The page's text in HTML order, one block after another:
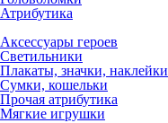
Атрибутика
Аксессуары героев
Светильники
Плакаты, значки, наклейки
Сумки, кошельки
Прочая атрибутика
Мягкие игрушки